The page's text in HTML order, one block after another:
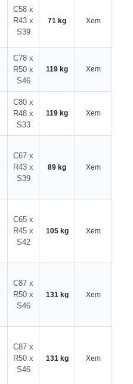
C58 x
R43 x
S39
71 kg Xem
C78 x
R50 x
S46
119 kg Xem
C80 x
R48 x
S33
119 kg Xem
C67 x
R43 x
S39
89 kg Xem
C65 x
R45 x
S42
105 kg Xem
C87 x
R50 x
S46
131 kg Xem
C87 x
R50 x
S46
131 kg Xem